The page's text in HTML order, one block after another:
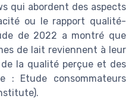
qui abordent des aspects
ou le rapport qualité-
de 2022 a montré que
de lait reviennent à leur
la qualité perçue et des
: Etude consommateurs